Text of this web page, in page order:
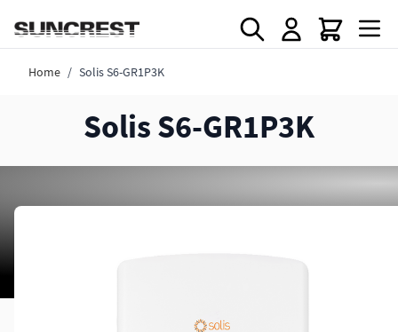
Home / Solis S6-GR1P3K
Solis S6-GR1P3K